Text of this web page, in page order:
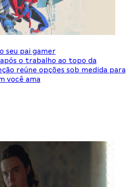
seu pai gamer
o trabalho ao topo da
reúne opções sob medida para
você ama